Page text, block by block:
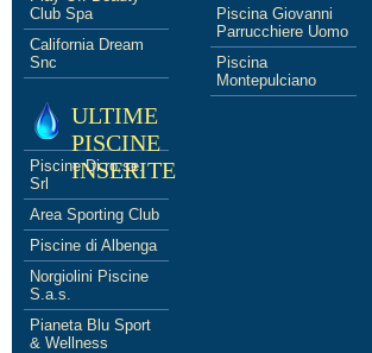
Club Spa
California Dream
Snc
Piscina Giovanni
Parrucchiere Uomo
Piscina
Montepulciano
ULTIME
PISCINE
INSERITE
Piscine Di.ro.se.
Srl
Area Sporting Club
Piscine di Albenga
Norgiolini Piscine
S.a.s.
Pianeta Blu Sport
& Wellness